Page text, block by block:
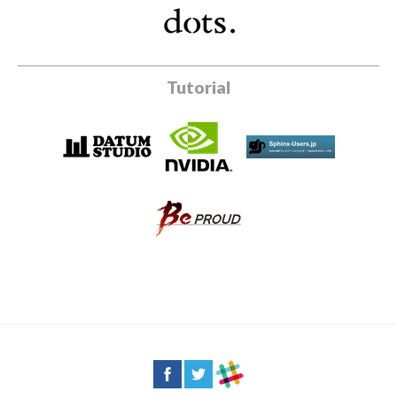
Tutorial